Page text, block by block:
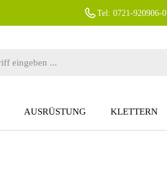
Tel: 0721-920906-0
AUSRÜSTUNG KLETTERN